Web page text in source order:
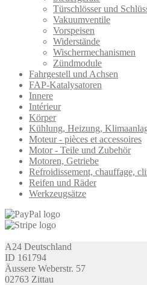
Türschlösser und
Vakuumventile
Vorspeisen
Widerstände
Wischermechanismen
Zündmodule
Fahrgestell und Achsen
FAP-Katalysatoren
Innere
Intérieur
Körper
Kühlung, Heizung,
Moteur - pièces et accessoires
Motor - Teile und Zubehör
Motoren, Getriebe
Refroidissement, chauffage,
Reifen und Räder
Werkzeugsätze
A24 Deutschland
ID 161794
Äussere Weberstr. 57
02763 Zittau